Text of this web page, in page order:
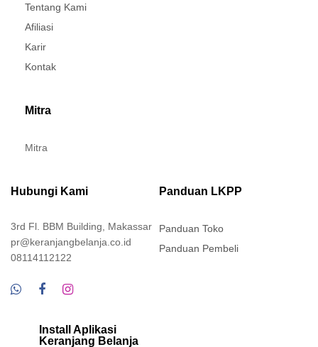
Tentang Kami
Afiliasi
Karir
Kontak
Mitra
Mitra
Hubungi Kami
3rd Fl. BBM Building, Makassar
pr@keranjangbelanja.co.id
08114112122
Panduan LKPP
Panduan Toko
Panduan Pembeli
Install Aplikasi
Keranjang Belanja